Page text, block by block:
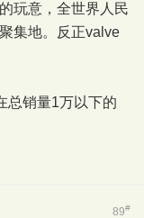
玩意，全世界人民
集地。反正valve
总销量1万以下的
89#